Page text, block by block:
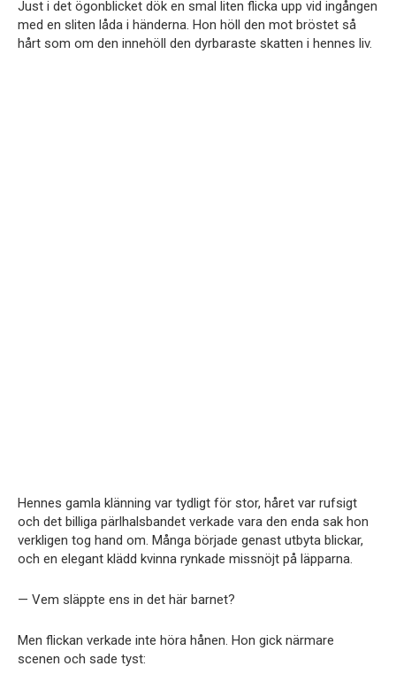
Just i det ögonblicket dök en smal liten flicka upp vid ingången
med en sliten låda i händerna. Hon höll den mot bröstet så
hårt som om den innehöll den dyrbaraste skatten i hennes liv.
Hennes gamla klänning var tydligt för stor, håret var rufsigt
och det billiga pärlhalsbandet verkade vara den enda sak hon
verkligen tog hand om. Många började genast utbyta blickar,
och en elegant klädd kvinna rynkade missnöjt på läpparna.
— Vem släppte ens in det här barnet?
Men flickan verkade inte höra hånen. Hon gick närmare
scenen och sade tyst: